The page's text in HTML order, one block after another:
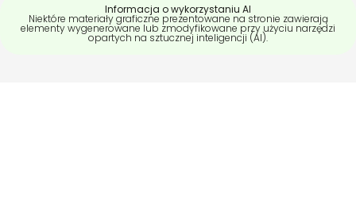
Informacja o wykorzystaniu AI
Niektóre materiały graficzne prezentowane na stronie zawierają
elementy wygenerowane lub zmodyfikowane przy użyciu narzędzi
opartych na sztucznej inteligencji (AI).